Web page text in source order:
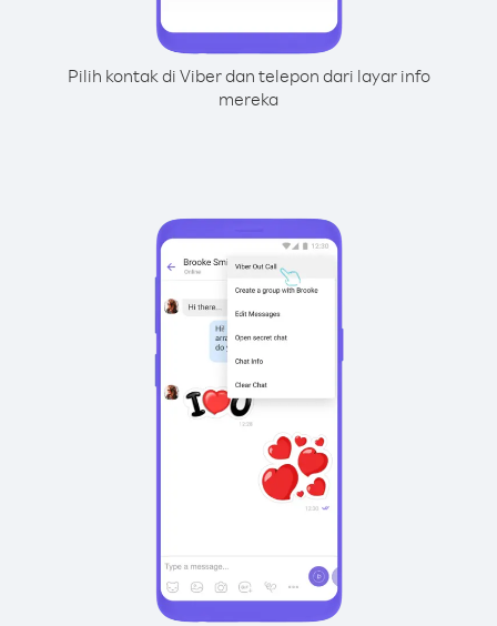
Pilih kontak di Viber dan telepon dari layar info
mereka